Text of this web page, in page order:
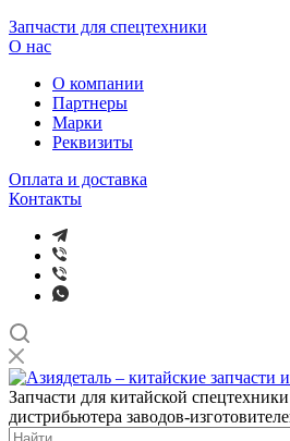
Запчасти для спецтехники
О нас
О компании
Партнеры
Марки
Реквизиты
Оплата и доставка
Контакты
Запчасти для китайской
дистрибьютера заводов-